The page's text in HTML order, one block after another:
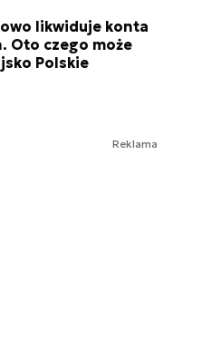
likwiduje konta
Oto czego może
Polskie
Reklama